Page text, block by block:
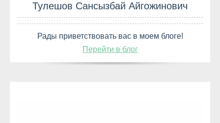
Тулешов Сансызбай Айгожинович
Рады приветствовать вас в моем блоге!
Перейти в блог